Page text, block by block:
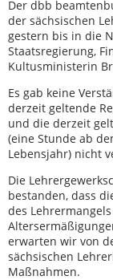
Der dbb
der sächsischen
gestern bis in die
Staatsregierung,
Kultusministerin
Es gab keine
derzeit geltende
und die derzeit
(eine Stunde ab
Lebensjahr) nicht
Die
bestanden, dass
des
erwarten wir von
sächsischen
Maßnahmen.